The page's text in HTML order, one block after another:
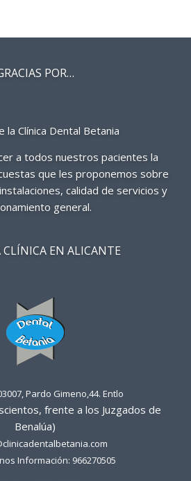
POR…
la Clínica Dental Betania
a todos nuestros pacientes la
que les proponemos sobre
calidad de servicios y
general.
CLÍNICA EN ALICANTE
Pardo Gimeno,44. Entlo
frente a los Juzgados de
Benalúa)
Información: 966270505